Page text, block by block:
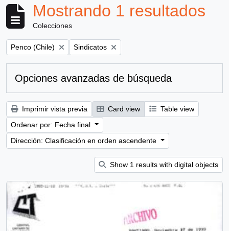
Mostrando 1 resultados
Colecciones
Remove filter:
Penco (Chile) Remove filter:
Sindicatos
Opciones avanzadas de búsqueda
Imprimir vista previa Card view
Table view
Ordenar por: Fecha final
Dirección: Clasificación en orden ascendente
Show 1 results with digital objects